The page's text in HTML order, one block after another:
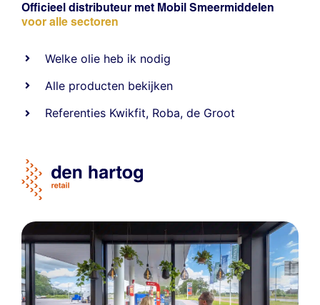
Officieel distributeur met Mobil Smeermiddelen
voor alle sectoren
Welke olie heb ik nodig
Alle producten bekijken
Referenties Kwikfit, Roba,de Groot